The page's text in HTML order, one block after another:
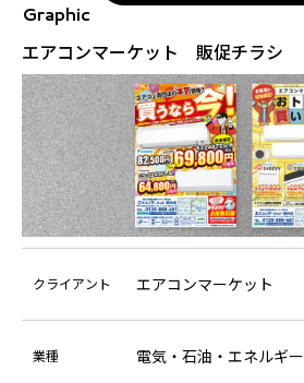
Graphic
エアコンマーケット 販促チラシ
クライアント エアコンマーケット
業種 電気・石油・エネルギー